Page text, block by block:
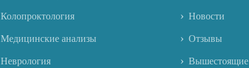
Колопроктология
Медицинские анализы
Неврология
Новости
Отзывы
Вышестоящие